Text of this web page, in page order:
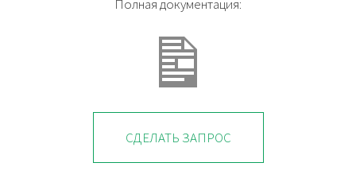
Полная документация:
СДЕЛАТЬ ЗАПРОС